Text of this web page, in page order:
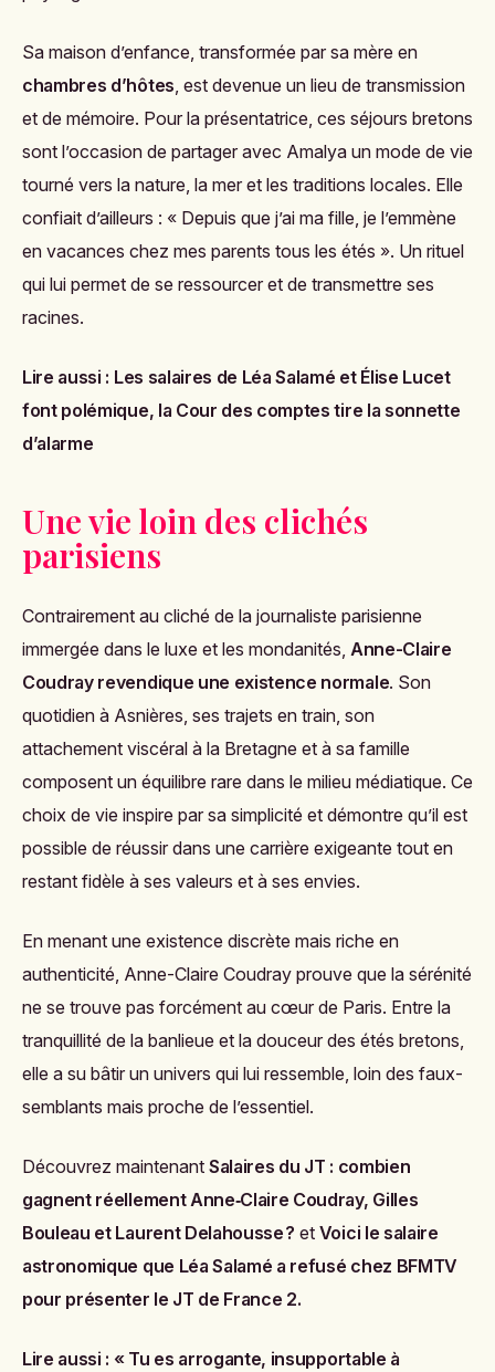
Sa maison d’enfance, transformée par sa mère en
chambres d’hôtes, est devenue un lieu de transmission
et de mémoire. Pour la présentatrice, ces séjours bretons
sont l’occasion de partager avec Amalya un mode de vie
tourné vers la nature, la mer et les traditions locales. Elle
confiait d’ailleurs : « Depuis que j’ai ma fille, je l’emmène
en vacances chez mes parents tous les étés ». Un rituel
qui lui permet de se ressourcer et de transmettre ses
racines.
Lire aussi : Les salaires de Léa Salamé et Élise Lucet
font polémique, la Cour des comptes tire la sonnette
d’alarme
Une vie loin des clichés
parisiens
Contrairement au cliché de la journaliste parisienne
immergée dans le luxe et les mondanités, Anne-Claire
Coudray revendique une existence normale. Son
quotidien à Asnières, ses trajets en train, son
attachement viscéral à la Bretagne et à sa famille
composent un équilibre rare dans le milieu médiatique. Ce
choix de vie inspire par sa simplicité et démontre qu’il est
possible de réussir dans une carrière exigeante tout en
restant fidèle à ses valeurs et à ses envies.
En menant une existence discrète mais riche en
authenticité, Anne-Claire Coudray prouve que la sérénité
ne se trouve pas forcément au cœur de Paris. Entre la
tranquillité de la banlieue et la douceur des étés bretons,
elle a su bâtir un univers qui lui ressemble, loin des faux-
semblants mais proche de l’essentiel.
Découvrez maintenant Salaires du JT : combien
gagnent réellement Anne‑Claire Coudray, Gilles
Bouleau et Laurent Delahousse ? et Voici le salaire
astronomique que Léa Salamé a refusé chez BFMTV
pour présenter le JT de France 2.
Lire aussi : « Tu es arrogante, insupportable à